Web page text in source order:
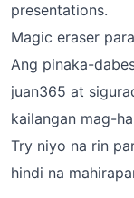
presentations.
Magic eraser
Ang pinaka-
juan365 at
kailangan mag-
Try niyo na rin
hindi na